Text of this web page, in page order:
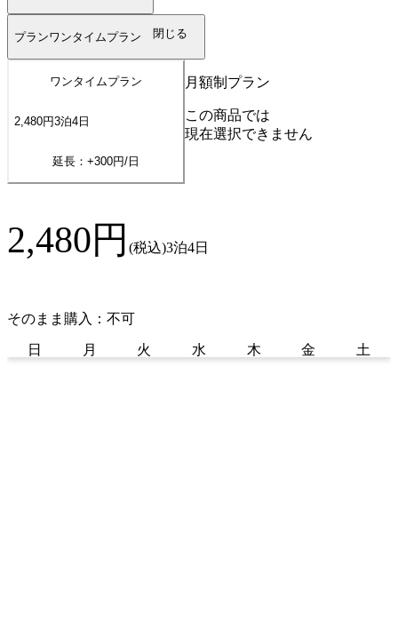
プランワンタイムプラン 閉じる
ワンタイムプラン
2,480円3泊4 日
延長：+300円/日
月額制プラン
この商品では
現在選択できません
2,480円 (税込)3泊4日
そのまま購入：不可
日 月 火 水 木 金 土